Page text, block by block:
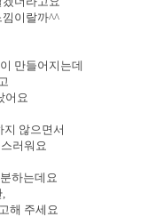
낌이랄까^^
만들어지는데
어요
지 않으면서
러워요
하는데요
,
해 주세요